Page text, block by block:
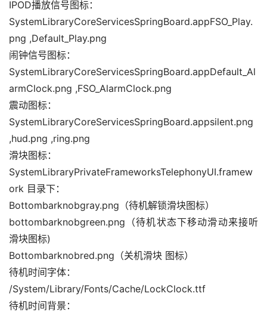
IPOD播放信号图标：
SystemLibraryCoreServicesSpringBoard.appFSO_Play.
png ,Default_Play.png
闹钟信号图标：
SystemLibraryCoreServicesSpringBoard.appDefault_Al
armClock.png ,FSO_AlarmClock.png
震动图标：
SystemLibraryCoreServicesSpringBoard.appsilent.png
,hud.png ,ring.png
滑块图标：
SystemLibraryPrivateFrameworksTelephonyUI.framew
ork 目录下：
Bottombarknobgray.png（待机解锁滑块图标）
bottombarknobgreen.png（待机状态下移动滑动来接听
滑块图标)
Bottombarknobred.png（关机滑块 图标）
待机时间字体：
/System/Library/Fonts/Cache/LockClock.ttf
待机时间背景：